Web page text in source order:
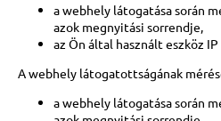
a webhely látogatása során
azok megnyitási sorrendje,
az Ön által használt eszköz IP
A webhely látogatottságának
a webhely látogatása során